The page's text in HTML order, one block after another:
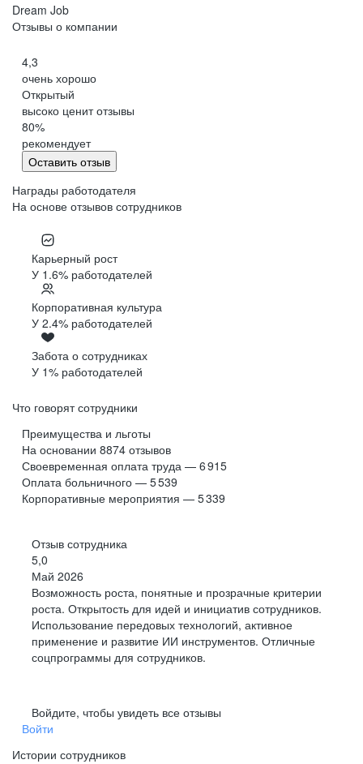
Dream Job
Отзывы о компании
4,3
очень хорошо
Открытый
высоко ценит отзывы
80%
рекомендует
Оставить отзыв
Награды работодателя
На основе отзывов сотрудников
Карьерный рост
У 1.6% работодателей
Корпоративная культура
У 2.4% работодателей
Забота о сотрудниках
У 1% работодателей
Что говорят сотрудники
Преимущества и льготы
На основании 8874 отзывов
Своевременная оплата труда — 6 915
Оплата больничного — 5 539
Корпоративные мероприятия — 5 339
Отзыв сотрудника
5,0
Май 2026
Возможность роста, понятные и прозрачные критерии
роста. Открытость для идей и инициатив сотрудников.
Использование передовых технологий, активное
применение и развитие ИИ инструментов. Отличные
соцпрограммы для сотрудников.
Войдите, чтобы увидеть все отзывы
Войти
Истории сотрудников